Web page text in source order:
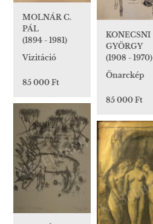
MOLNÁR C.
PÁL
(1894 - 1981)
Vizitáció
85 000 Ft
KONECSNI
GYÖRGY
(1908 - 1970)
Önarckép
85 000 Ft